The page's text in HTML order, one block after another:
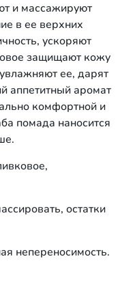
и массажируют
в ее верхних
ускоряют
защищают кожу
ее, дарят
аппетитный аромат
комфортной и
помада наносится
остатки
непереносимость.